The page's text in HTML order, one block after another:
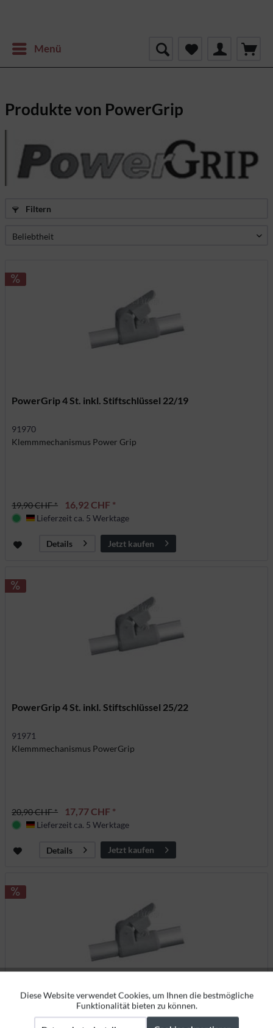
Menü
Produkte von PowerGrip
Filtern
PowerGrip 4 St. inkl. Stiftschlüssel 22/19
91970
Klemmmechanismus Power Grip
19,90 CHF * 16,92 CHF *
Deutschland
Lieferzeit ca. 5 Werktage
Details Jetzt kaufen
PowerGrip 4 St. inkl. Stiftschlüssel 25/22
91971
Klemmmechanismus PowerGrip
20,90 CHF * 17,77 CHF *
Deutschland
Lieferzeit ca. 5 Werktage
Details Jetzt kaufen
Funktionale Aktiv
Diese Website verwendet Cookies, um Ihnen die bestmögliche
Funktionalität bieten zu können.